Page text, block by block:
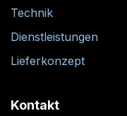
Technik
Dienstleistungen
Lieferkonzept
Kontakt